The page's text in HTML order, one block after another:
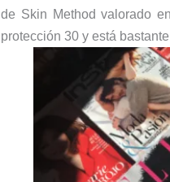
de Skin Method valorado
protección 30 y está